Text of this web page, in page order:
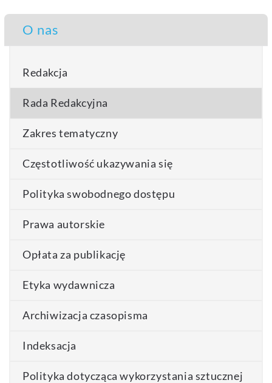
O nas
Redakcja
Rada Redakcyjna
Zakres tematyczny
Częstotliwość ukazywania się
Polityka swobodnego dostępu
Prawa autorskie
Opłata za publikację
Etyka wydawnicza
Archiwizacja czasopisma
Indeksacja
Polityka dotycząca wykorzystania sztucznej